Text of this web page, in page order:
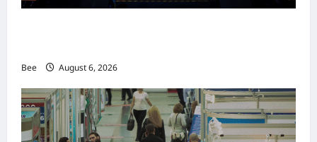
Bee August 6, 2026